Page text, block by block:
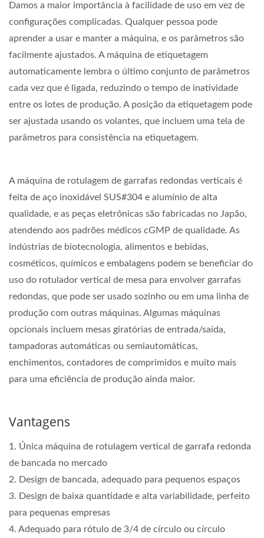
Damos a maior importância à facilidade de uso em vez de
configurações complicadas. Qualquer pessoa pode
aprender a usar e manter a máquina, e os parâmetros são
facilmente ajustados. A máquina de etiquetagem
automaticamente lembra o último conjunto de parâmetros
cada vez que é ligada, reduzindo o tempo de inatividade
entre os lotes de produção. A posição da etiquetagem pode
ser ajustada usando os volantes, que incluem uma tela de
parâmetros para consistência na etiquetagem.
A máquina de rotulagem de garrafas redondas verticais é
feita de aço inoxidável SUS#304 e alumínio de alta
qualidade, e as peças eletrônicas são fabricadas no Japão,
atendendo aos padrões médicos cGMP de qualidade. As
indústrias de biotecnologia, alimentos e bebidas,
cosméticos, químicos e embalagens podem se beneficiar do
uso do rotulador vertical de mesa para envolver garrafas
redondas, que pode ser usado sozinho ou em uma linha de
produção com outras máquinas. Algumas máquinas
opcionais incluem mesas giratórias de entrada/saída,
tampadoras automáticas ou semiautomáticas,
enchimentos, contadores de comprimidos e muito mais
para uma eficiência de produção ainda maior.
Vantagens
1. Única máquina de rotulagem vertical de garrafa redonda
de bancada no mercado
2. Design de bancada, adequado para pequenos espaços
3. Design de baixa quantidade e alta variabilidade, perfeito
para pequenas empresas
4. Adequado para rótulo de 3/4 de círculo ou círculo